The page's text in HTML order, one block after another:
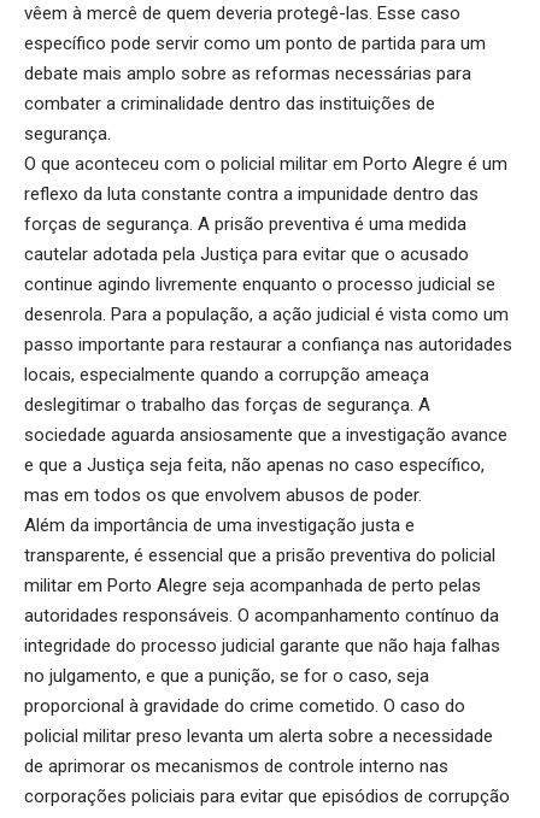
vêem à mercê de quem deveria protegê-las. Esse caso
específico pode servir como um ponto de partida para um
debate mais amplo sobre as reformas necessárias para
combater a criminalidade dentro das instituições de
segurança.
O que aconteceu com o policial militar em Porto Alegre é um
reflexo da luta constante contra a impunidade dentro das
forças de segurança. A prisão preventiva é uma medida
cautelar adotada pela Justiça para evitar que o acusado
continue agindo livremente enquanto o processo judicial se
desenrola. Para a população, a ação judicial é vista como um
passo importante para restaurar a confiança nas autoridades
locais, especialmente quando a corrupção ameaça
deslegitimar o trabalho das forças de segurança. A
sociedade aguarda ansiosamente que a investigação avance
e que a Justiça seja feita, não apenas no caso específico,
mas em todos os que envolvem abusos de poder.
Além da importância de uma investigação justa e
transparente, é essencial que a prisão preventiva do policial
militar em Porto Alegre seja acompanhada de perto pelas
autoridades responsáveis. O acompanhamento contínuo da
integridade do processo judicial garante que não haja falhas
no julgamento, e que a punição, se for o caso, seja
proporcional à gravidade do crime cometido. O caso do
policial militar preso levanta um alerta sobre a necessidade
de aprimorar os mecanismos de controle interno nas
corporações policiais para evitar que episódios de corrupção